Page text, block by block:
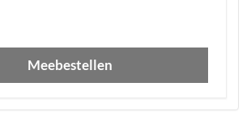
Meebestellen